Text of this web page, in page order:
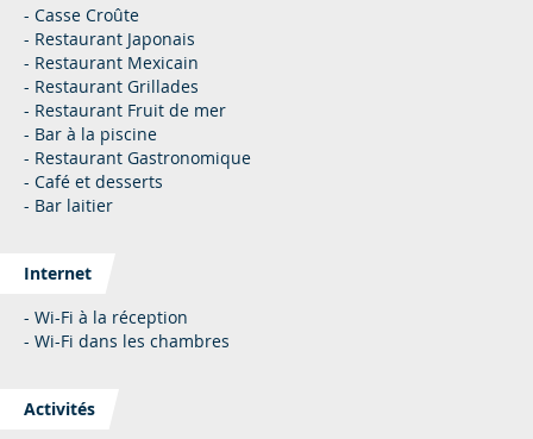
- Casse Croûte
- Restaurant Japonais
- Restaurant Mexicain
- Restaurant Grillades
- Restaurant Fruit de mer
- Bar à la piscine
- Restaurant Gastronomique
- Café et desserts
- Bar laitier
Internet
- Wi-Fi à la réception
- Wi-Fi dans les chambres
Activités